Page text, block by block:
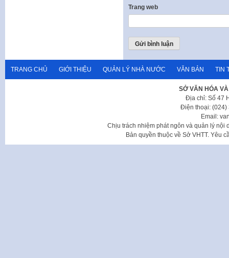
Trang web
TRANG CHỦ GIỚI THIỆU QUẢN LÝ NHÀ NƯỚC VĂN BẢN TIN
SỞ VĂN HÓA
Địa chỉ: Số 47
Điện thoại: (024)
Email:
Chịu trách nhiệm phát ngôn và quản lý nội
Bản quyền thuộc về Sở VHTT. Yêu